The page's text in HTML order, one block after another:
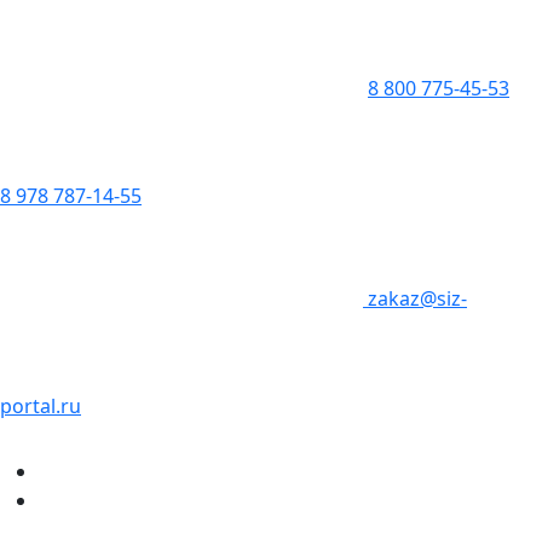
8 800 775-45-53
8 978 787-14-55
zakaz@siz-
portal.ru